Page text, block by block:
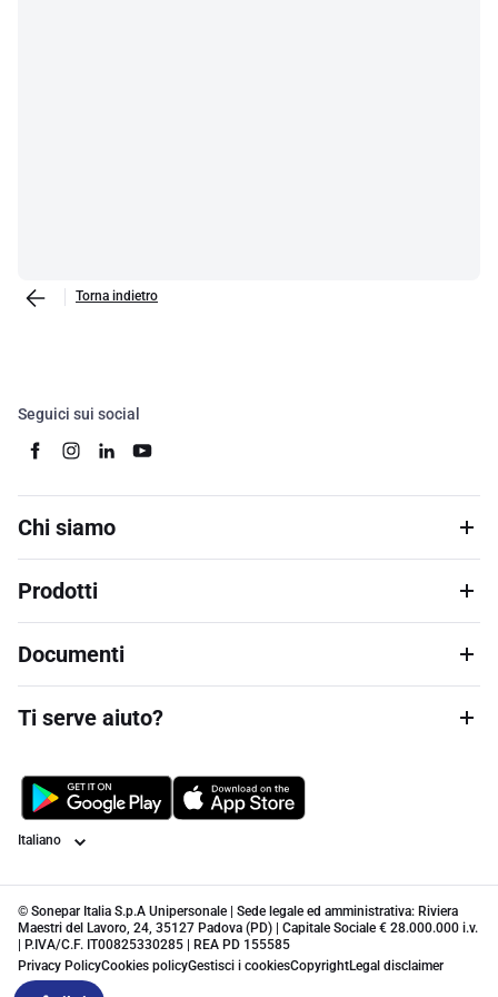
Torna indietro
Seguici sui social
Chi siamo
Prodotti
Documenti
Ti serve aiuto?
Lingua
© Sonepar Italia S.p.A Unipersonale | Sede legale ed amministrativa: Riviera
Maestri del Lavoro, 24, 35127 Padova (PD) | Capitale Sociale € 28.000.000 i.v.
| P.IVA/C.F. IT00825330285 | REA PD 155585
Privacy PolicyCookies policyGestisci i cookiesCopyrightLegal disclaimer